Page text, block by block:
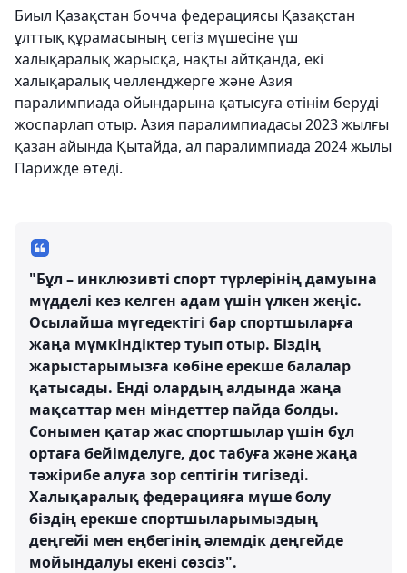
Биыл Қазақстан бочча федерациясы Қазақстан
ұлттық құрамасының сегіз мүшесіне үш
халықаралық жарысқа, нақты айтқанда, екі
халықаралық челленджерге және Азия
паралимпиада ойындарына қатысуға өтінім беруді
жоспарлап отыр. Азия паралимпиадасы 2023 жылғы
қазан айында Қытайда, ал паралимпиада 2024 жылы
Парижде өтеді.
"Бұл – инклюзивті спорт түрлерінің дамуына
мүдделі кез келген адам үшін үлкен жеңіс.
Осылайша мүгедектігі бар спортшыларға
жаңа мүмкіндіктер туып отыр. Біздің
жарыстарымызға көбіне ерекше балалар
қатысады. Енді олардың алдында жаңа
мақсаттар мен міндеттер пайда болды.
Сонымен қатар жас спортшылар үшін бұл
ортаға бейімделуге, дос табуға және жаңа
тәжірибе алуға зор септігін тигізеді.
Халықаралық федерацияға мүше болу
біздің ерекше спортшыларымыздың
деңгейі мен еңбегінің әлемдік деңгейде
мойындалуы екені сөзсіз".